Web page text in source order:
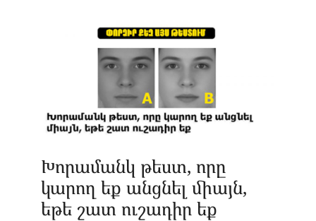
Խորամանկ թեստ, որը
կարող եք անցնել միայն,
եթե շատ ուշադիր եք